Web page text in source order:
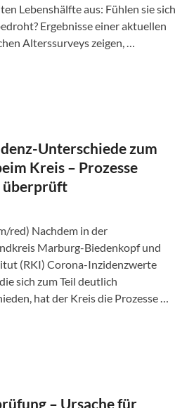
Lebenshälfte aus: Fühlen sie sich
Ergebnisse einer aktuellen
Alterssurveys zeigen, …
Unterschiede zum
Kreis – Prozesse
überprüft
red) Nachdem in der
Marburg-Biedenkopf und
(RKI) Corona-Inzidenzwerte
sich zum Teil deutlich
hat der Kreis die Prozesse …
– Ursache für